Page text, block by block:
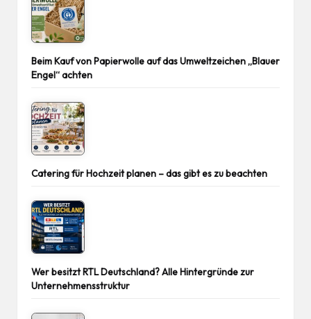
Beim Kauf von Papierwolle auf das Umweltzeichen „Blauer
Engel“ achten
Catering für Hochzeit planen – das gibt es zu beachten
Wer besitzt RTL Deutschland? Alle Hintergründe zur
Unternehmensstruktur